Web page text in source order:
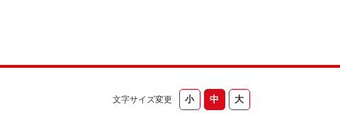
文字サイズ変更